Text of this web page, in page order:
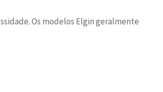
Os modelos Elgin geralmente